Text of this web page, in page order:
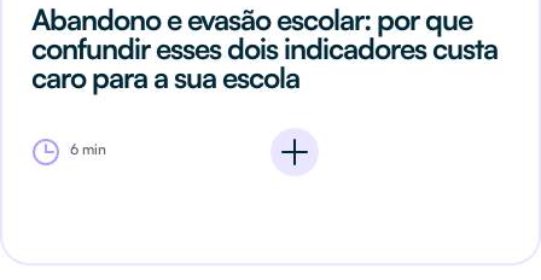
Abandono e evasão escolar: por que
confundir esses dois indicadores custa
caro para a sua escola
6 min